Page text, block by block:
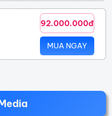
92.000.000đ
MUA NGAY